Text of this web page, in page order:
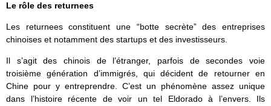
Le rôle des returnees
Les returnees constituent une “botte secrète” des entreprises
chinoises et notamment des startups et des investisseurs.
Il s’agit des chinois de l’étranger, parfois de secondes voie
troisième génération d’immigrés, qui décident de retourner en
Chine pour y entreprendre. C’est un phénomène assez unique
dans l’histoire récente de voir un tel Eldorado à l’envers. Ils